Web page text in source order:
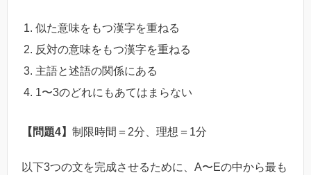
似た意味をもつ漢字を重ねる
反対の意味をもつ漢字を重ねる
主語と述語の関係にある
1〜3のどれにもあてはまらない
【問題4】 制限時間＝2分、理想＝1分
以下3つの文を完成させるために、A〜Eの中から最も